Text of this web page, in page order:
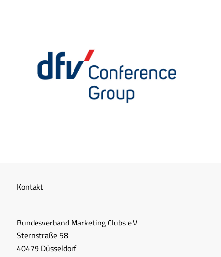
Kontakt
Bundesverband Marketing Clubs e.V.
Sternstraße 58
40479 Düsseldorf